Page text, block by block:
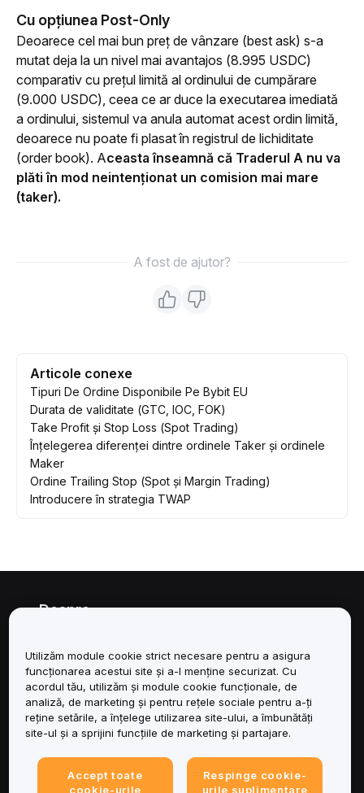
Cu opțiunea Post-Only
Deoarece cel mai bun preț de vânzare (best ask) s-a
mutat deja la un nivel mai avantajos (8.995 USDC)
comparativ cu prețul limită al ordinului de cumpărare
(9.000 USDC), ceea ce ar duce la executarea imediată
a ordinului, sistemul va anula automat acest ordin limită,
deoarece nu poate fi plasat în registrul de lichiditate
(order book). Aceasta înseamnă că Traderul A nu va
plăti în mod neintenționat un comision mai mare
(taker).
A fost de ajutor?
Articole conexe
Tipuri De Ordine Disponibile Pe Bybit EU
Durata de validitate (GTC, IOC, FOK)
Take Profit și Stop Loss (Spot Trading)
Înțelegerea diferenței dintre ordinele Taker și ordinele
Maker
Ordine Trailing Stop (Spot și Margin Trading)
Introducere în strategia TWAP
Despre
Servicii
Asistență
Produse
Juridic
Utilizăm module cookie strict necesare pentru a asigura
funcționarea acestui site și a-l menține securizat. Cu
acordul tău, utilizăm și module cookie funcționale, de
analiză, de marketing și pentru rețele sociale pentru a-ți
reține setările, a înțelege utilizarea site-ului, a îmbunătăți
site-ul și a sprijini funcțiile de marketing și partajare.
Accept toate
cookie-urile
Respinge cookie-
urile suplimentare